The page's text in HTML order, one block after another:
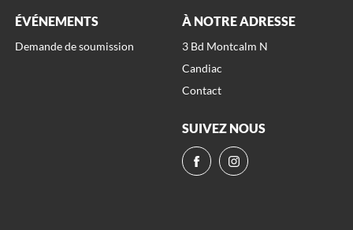
ÉVÉNEMENTS
Demande de soumission
À NOTRE ADRESSE
3 Bd Montcalm N
Candiac
Contact
SUIVEZ NOUS